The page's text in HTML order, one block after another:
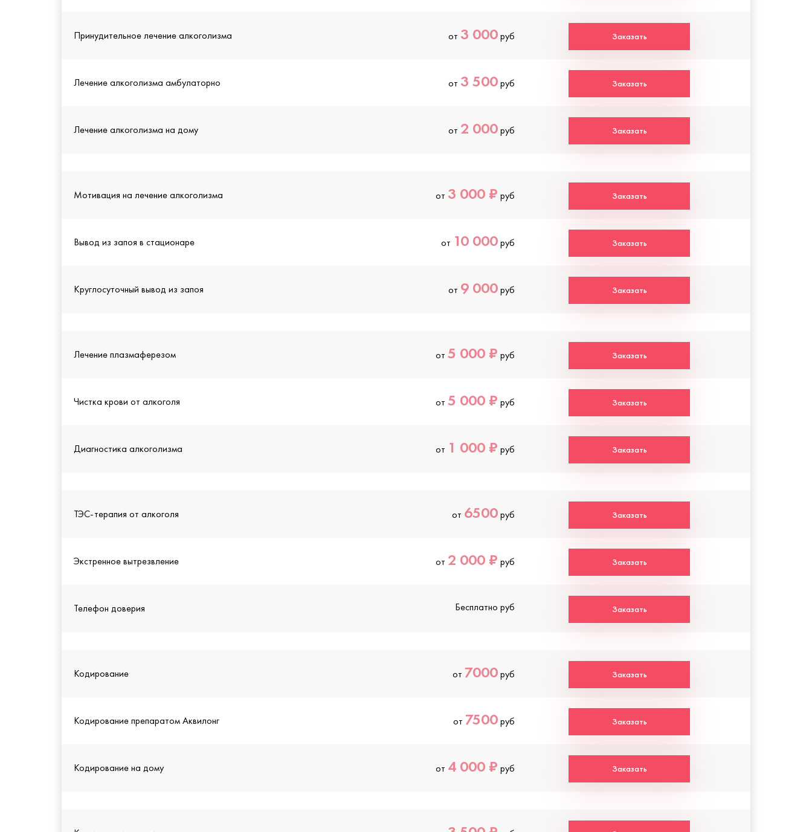
Принудительное лечение алкоголизма от 3 000руб Заказать
Лечение алкоголизма амбулаторно от 3 500руб Заказать
Лечение алкоголизма на дому от 2 000руб Заказать
Мотивация на лечение алкоголизма от 3 000 ₽ руб Заказать
Вывод из запоя в стационаре от 10 000руб Заказать
Круглосуточный вывод из запоя от 9 000руб Заказать
Лечение плазмаферезом от 5 000 ₽ руб Заказать
Чистка крови от алкоголя от 5 000 ₽ руб Заказать
Диагностика алкоголизма от 1 000 ₽ руб Заказать
ТЭС-терапия от алкоголя от 6500руб Заказать
Экстренное вытрезвление от 2 000 ₽ руб Заказать
Телефон доверия Бесплатно руб Заказать
Кодирование от 7000руб Заказать
Кодирование препаратом Аквилонг от 7500руб Заказать
Кодирование на дому от 4 000 ₽ руб Заказать